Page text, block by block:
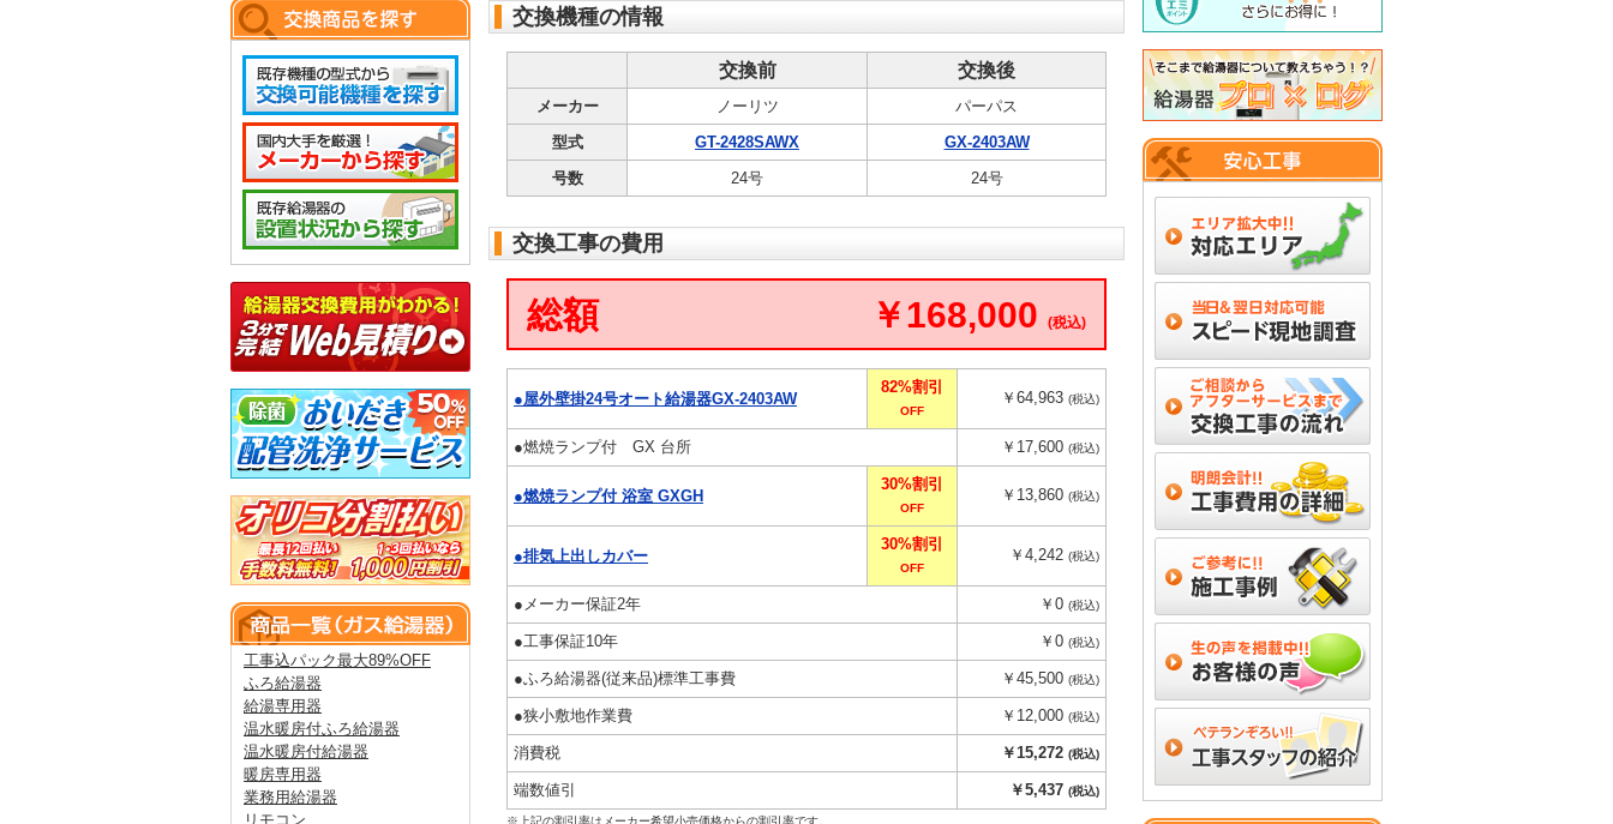
工事込パック最大89%OFF
ふろ給湯器
給湯専用器
温水暖房付ふろ給湯器
温水暖房付給湯器
暖房専用器
業務用給湯器
リモコン
交換機種の情報
交換前 交換後
メーカー ノーリツ
パーパス
型式
GT-2428SAWX
GX-2403AW
号数
24号 24号
交換工事の費用
総額 ￥168,000 (税込)
●屋外壁掛24号オート給湯器GX-2403AW
82%割引
OFF
￥64,963 (税込)
●燃焼ランプ付 GX 台所 ￥17,600 (税込)
●燃焼ランプ付 浴室 GXGH
30%割引
OFF
￥13,860 (税込)
●排気上出しカバー
30%割引
OFF
￥4,242 (税込)
●メーカー保証2年 ￥0 (税込)
●工事保証10年 ￥0 (税込)
●ふろ給湯器(従来品)標準工事費 ￥45,500 (税込)
●狭小敷地作業費 ￥12,000 (税込)
消費税 ￥15,272 (税込)
端数値引 ￥5,437 (税込)
※上記の割引率はメーカー希望小売価格からの割引率です。